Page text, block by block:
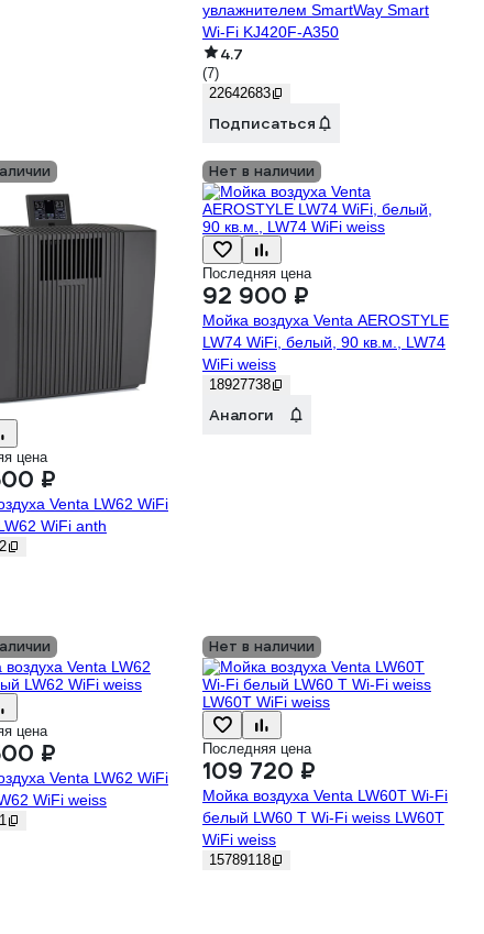
увлажнителем SmartWay Smart
Wi-Fi KJ420F-A350
4.7
(7)
22642683
Подписаться
цена
₽
Venta LW62 WiFi
WiFi anth
Нет в наличии
Последняя цена
92 900 ₽
Мойка воздуха Venta AEROSTYLE
LW74 WiFi, белый, 90 кв.м., LW74
WiFi weiss
18927738
Аналоги
цена
₽
Venta LW62 WiFi
WiFi weiss
Нет в наличии
Последняя цена
109 720 ₽
Мойка воздуха Venta LW60T Wi-Fi
белый LW60 T Wi-Fi weiss LW60T
WiFi weiss
15789118